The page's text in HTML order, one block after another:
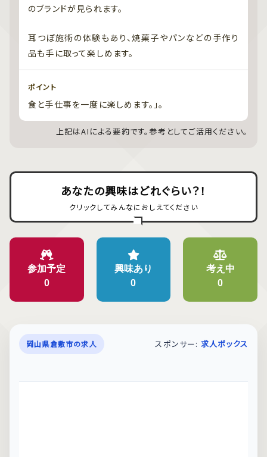
のブランドが見られます。
耳つぼ施術の体験もあり、焼菓子やパンなどの手作り
品も手に取って楽しめます。
ポイント
食と手仕事を一度に楽しめます。」。
上記はAIによる要約です。参考としてご活用ください。
あなたの興味はどれぐらい？！
クリックしてみんなにおしえてください
参加予定
0
興味あり
0
考え中
0
岡山県倉敷市の求人 スポンサー: 求人ボックス